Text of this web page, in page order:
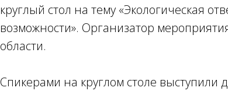
круглый стол на тему «Экологическая
возможности». Организатор
области.
Спикерами на круглом столе